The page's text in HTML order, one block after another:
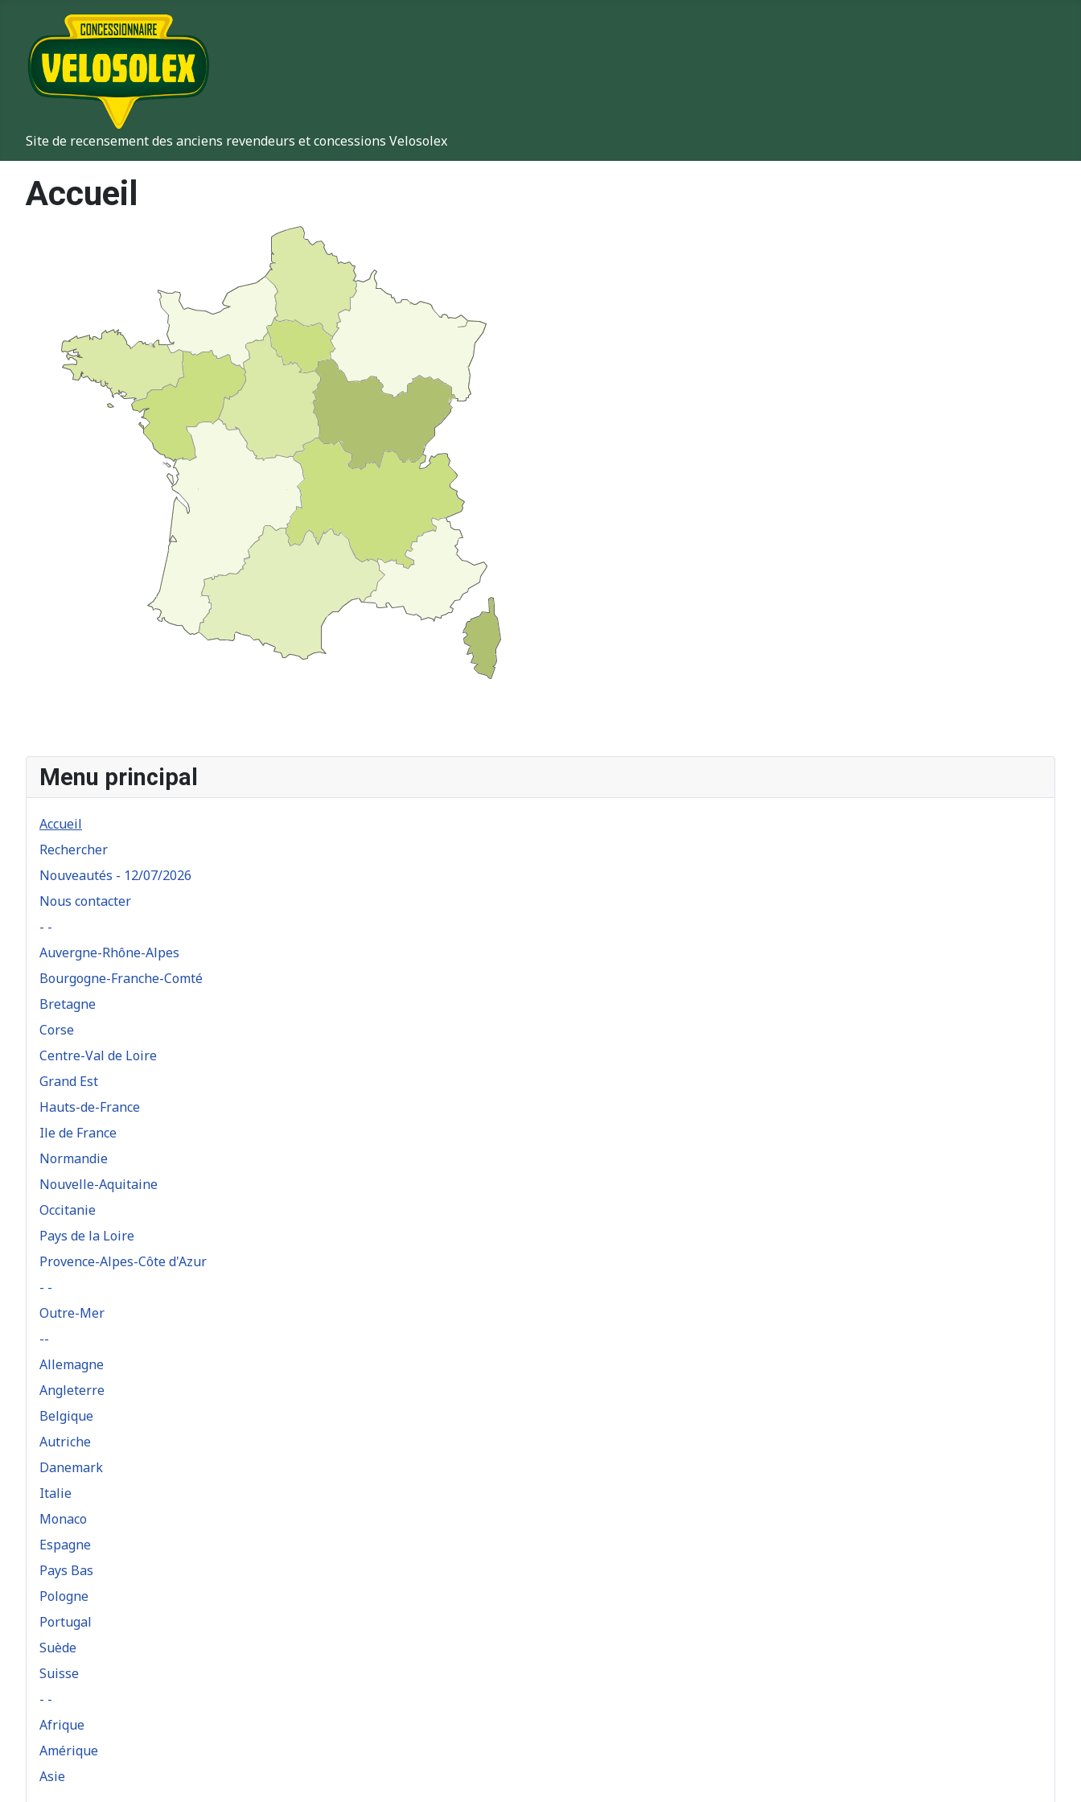
Site de recensement des anciens revendeurs et concessions Velosolex
Menu principal
Accueil
Rechercher
Nouveautés - 12/07/2026
Nous contacter
- -
Auvergne-Rhône-Alpes
Bourgogne-Franche-Comté
Bretagne
Corse
Centre-Val de Loire
Grand Est
Hauts-de-France
Ile de France
Normandie
Nouvelle-Aquitaine
Occitanie
Pays de la Loire
Provence-Alpes-Côte d'Azur
- -
Outre-Mer
--
Allemagne
Angleterre
Belgique
Autriche
Danemark
Italie
Monaco
Espagne
Pays Bas
Pologne
Portugal
Suède
Suisse
- -
Afrique
Amérique
Asie
Accueil